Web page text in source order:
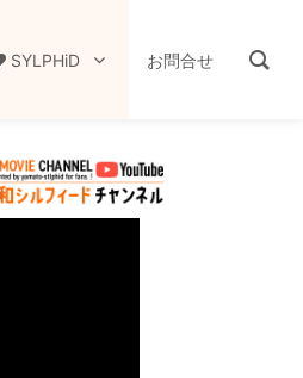
SYLPHiD お問合せ